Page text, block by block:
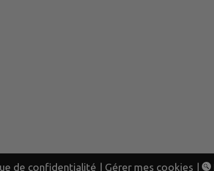
de confidentialité | Gérer mes cookies |